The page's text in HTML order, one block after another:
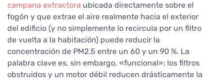
campana extractora ubicada directamente sobre el
fogón y que extrae el aire realmente hacia el exterior
del edificio (y no simplemente lo recircula por un filtro
de vuelta a la habitación) puede reducir la
concentración de PM2.5 entre un 60 y un 90 %. La
palabra clave es, sin embargo, «funcional»: los filtros
obstruidos y un motor débil reducen drásticamente la